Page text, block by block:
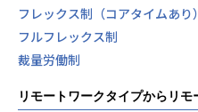
フレックス制（コアタイムあり）
フルフレックス制
裁量労働制
リモートワークタイプからリ